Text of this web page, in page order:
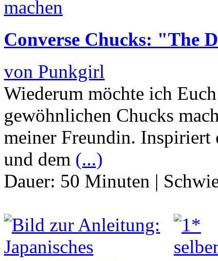
Converse Chucks: "The
von Punkgirl
Wiederum möchte ich
gewöhnlichen Chucks
meiner Freundin.
und dem (...)
Dauer: 50 Minuten |